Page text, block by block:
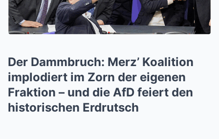
Der Dammbruch: Merz’ Koalition
implodiert im Zorn der eigenen
Fraktion – und die AfD feiert den
historischen Erdrutsch